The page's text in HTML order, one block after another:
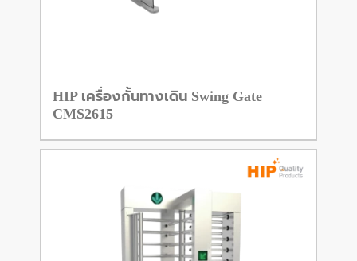
HIP เครื่องกั้นทางเดิน Swing Gate
CMS2615